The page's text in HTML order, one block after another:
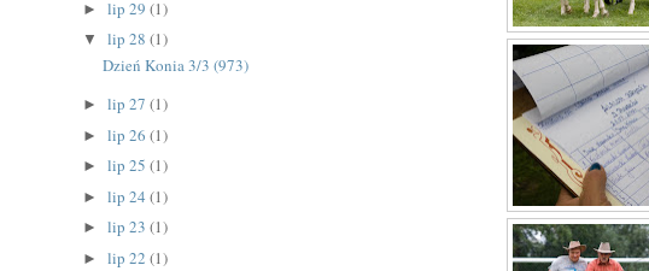
► lip 29 (1)
▼ lip 28 (1)
Dzień Konia 3/3 (973)
► lip 27 (1)
► lip 26 (1)
► lip 25 (1)
► lip 24 (1)
► lip 23 (1)
► lip 22 (1)